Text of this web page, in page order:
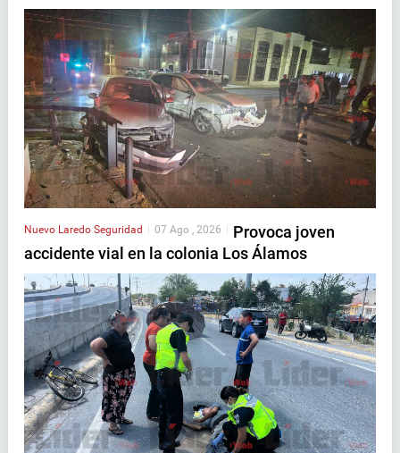
Nuevo Laredo Seguridad | 07 Ago , 2026 | Provoca joven
accidente vial en la colonia Los Álamos